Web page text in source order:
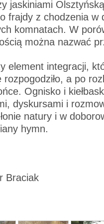
jaskiniami
frajdy z chodzenia w
komnatach. W
można nazwać
element integracji,
a po
Ognisko i
dyskursami i
natury i w
hymn.
Braciak